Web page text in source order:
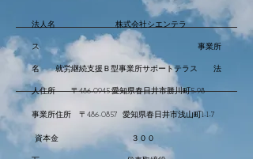
法人名 株式会社シエンテラ
ス 事業所
名 就労継続支援Ｂ型事業所サポートテラス 法
人住所 〒486-0945愛知県春日井市勝川町5-98
事業所住所 〒 486-0857 愛知県春日井市浅山町1-1-7
資本金 ３００